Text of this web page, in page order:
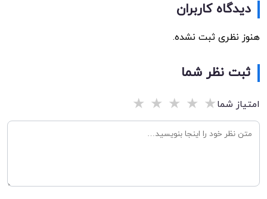
دیدگاه کاربران
هنوز نظری ثبت نشده.
ثبت نظر شما
امتیاز شما★
★
★
★
★